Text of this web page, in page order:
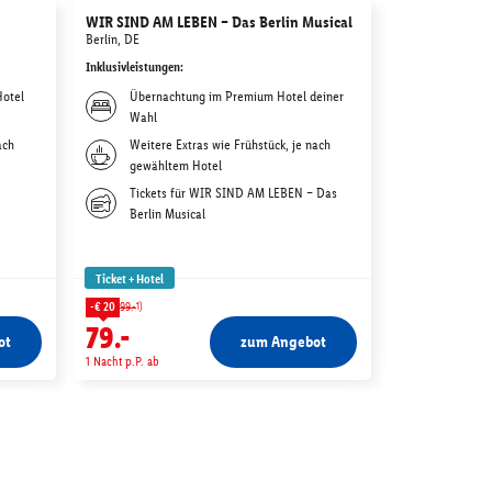
WIR SIND AM LEBEN – Das Berlin Musical
Berlin, DE
Inklusivleistungen:
Übernachtung im Premium Hotel deiner
Wahl
Weitere Extras wie Frühstück, je nach
gewähltem Hotel
Tickets für WIR SIND AM LEBEN – Das
Berlin Musical
Ticket + Hotel
-€ 20 99.-1)
79.-
1 Nacht p.P. ab
zum Angebot